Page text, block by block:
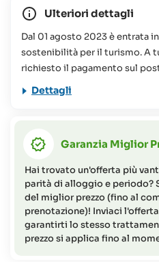
Ulteriori dettagli
Dal 01 agosto 2023 è entrata
sostenibilità per il turismo. A
richiesto il pagamento sul
struttura prenotata, di un
100 Rupie Seychellesi a
potete consultare le nostre
Il viaggio proposto non è
mobilità ridotta (per maggiori
esitate a contattare il Team
Dettagli
Garanzia Miglior
Hai trovato un'offerta più
parità di alloggio e periodo?
del miglior prezzo (fino al
prenotazione)! Inviaci
garantirti lo stesso
prezzo si applica fino al